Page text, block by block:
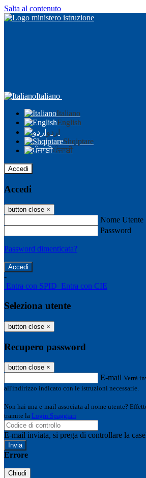
Salta al contenuto
Italiano
Italiano
English
اردو
Shqiptare
ਪੰਜਾਬੀ
Accedi
Accedi
button close ×
Nome Utente
Password
Password dimenticata?
-
Entra con SPID Entra con CIE
Seleziona utente
button close ×
Recupero password
button close ×
E-mail Verrà
all'indirizzo indicato con le istruzioni necessarie.
Non hai una e-mail associata al nome utente?
tramite la Login Spaggiari
E-mail inviata, si prega di controllare la
Errore
Chiudi